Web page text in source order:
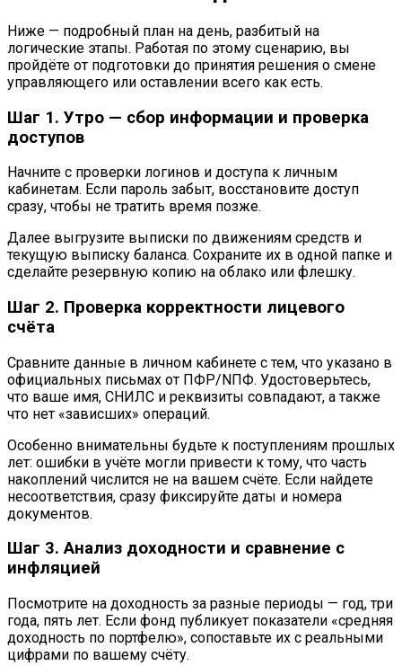
Ниже — подробный план на день, разбитый на
логические этапы. Работая по этому сценарию, вы
пройдёте от подготовки до принятия решения о смене
управляющего или оставлении всего как есть.
Шаг 1. Утро — сбор информации и проверка
доступов
Начните с проверки логинов и доступа к личным
кабинетам. Если пароль забыт, восстановите доступ
сразу, чтобы не тратить время позже.
Далее выгрузите выписки по движениям средств и
текущую выписку баланса. Сохраните их в одной папке и
сделайте резервную копию на облако или флешку.
Шаг 2. Проверка корректности лицевого
счёта
Сравните данные в личном кабинете с тем, что указано в
официальных письмах от ПФР/NПФ. Удостоверьтесь,
что ваше имя, СНИЛС и реквизиты совпадают, а также
что нет «зависших» операций.
Особенно внимательны будьте к поступлениям прошлых
лет: ошибки в учёте могли привести к тому, что часть
накоплений числится не на вашем счёте. Если найдете
несоответствия, сразу фиксируйте даты и номера
документов.
Шаг 3. Анализ доходности и сравнение с
инфляцией
Посмотрите на доходность за разные периоды — год, три
года, пять лет. Если фонд публикует показатели «средняя
доходность по портфелю», сопоставьте их с реальными
цифрами по вашему счёту.